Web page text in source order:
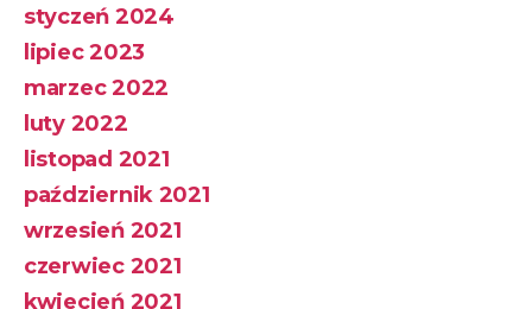
styczeń 2024
lipiec 2023
marzec 2022
luty 2022
listopad 2021
październik 2021
wrzesień 2021
czerwiec 2021
kwiecień 2021